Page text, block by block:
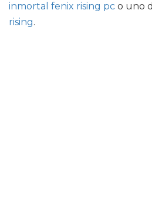
inmortal fenix rising pc o uno
rising.